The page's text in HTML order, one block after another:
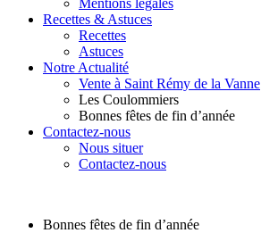
Mentions légales
Recettes & Astuces
Recettes
Astuces
Notre Actualité
Vente à Saint Rémy de la Vanne
Les Coulommiers
Bonnes fêtes de fin d’année
Contactez-nous
Nous situer
Contactez-nous
Bonnes fêtes de fin d’année